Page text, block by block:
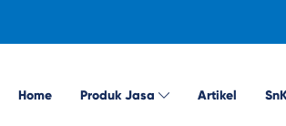
Home Produk Jasa Artikel